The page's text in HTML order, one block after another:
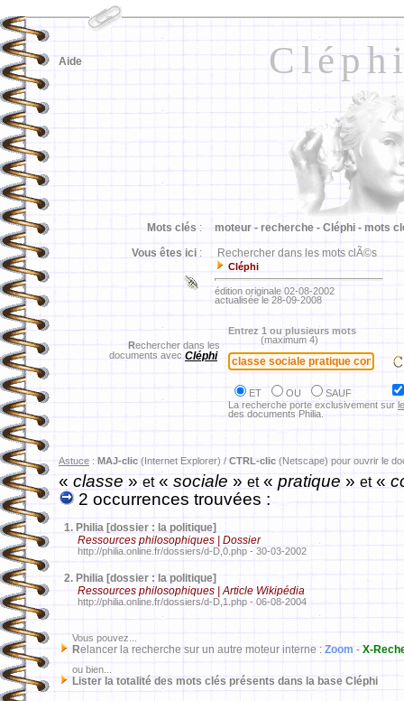
Aide
Mots clés : moteur - recherche - Cléphi - mots
Vous êtes ici : Rechercher dans les mots clÃ©s
Cléphi
édition originale 02-08-2002
actualisée le 28-09-2008
Rechercher dans les
documents avec Cléphi
Entrez 1 ou plusieurs mots
(maximum 4)
ET OU
SAUF
La recherche porte exclusivement sur
des documents Philia.
Astuce : MAJ-clic (Internet Explorer) / CTRL-clic (Netscape) pour ouvrir le
«classe» et« sociale » et« pratique » et«
2 occurrences trouvées :
1. Philia [dossier : la politique]
Ressources philosophiques | Dossier
http://philia.online.fr/dossiers/d-D,0.php - 30-03-2002
2. Philia [dossier : la politique]
Ressources philosophiques | Article Wikipédia
http://philia.online.fr/dossiers/d-D,1.php - 06-08-2004
Vous pouvez...
Relancer la recherche sur un autre moteur interne : Zoom - X-
ou bien...
Lister la totalité des mots clés présents dans la base Cléphi